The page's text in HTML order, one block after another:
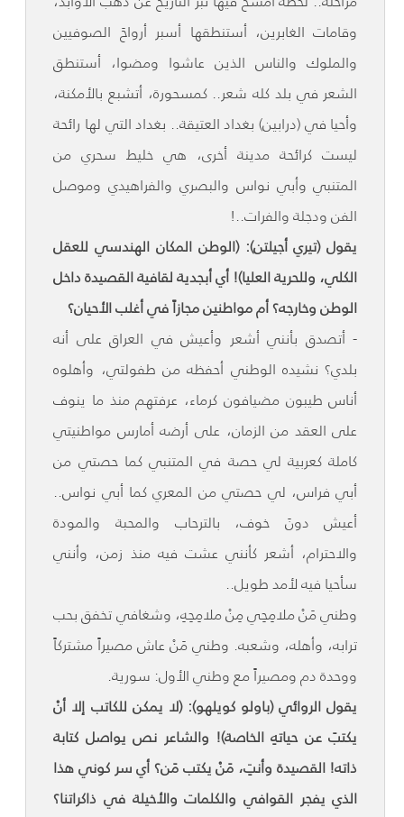
وقامات الغابرين، أستنطقها أسبر أرواحَ الصوفيين
والملوك والناس الذين عاشوا ومضوا، أستنطق
الشعر في بلد كله شعر.. كمسحورة، أتشبع بالأمكنة،
وأحيا في (درابين) بغداد العتيقة.. بغداد التي لها رائحة
ليست كرائحة مدينة أخرى، هي خليط سحري من
المتنبي وأبي نواس والبصري والفراهيدي وموصل
الفن ودجلة والفرات..!
يقول (تيري أجيلتن): (الوطن المكان الهندسي للعقل
الكلي، وللحرية العليا)! أي أبجدية لقافية القصيدة داخل
الوطن وخارجه؟ أم مواطنين مجازاً في أغلب الأحيان؟
- أتصدق بأنني أشعر وأعيش في العراق على أنه
بلدي؟ نشيده الوطني أحفظه من طفولتي، وأهلوه
أناس طيبون مضيافون كرماء، عرفتهم منذ ما ينوف
على العقد من الزمان، على أرضه أمارس مواطنيتي
كاملة كعربية لي حصة في المتنبي كما حصتي من
أبي فراس، لي حصتي من المعري كما أبي نواس..
أعيش دونَ خوف، بالترحاب والمحبة والمودة
والاحترام، أشعر كأنني عشت فيه منذ زمن، وأنني
سأحيا فيه لأمد طويل..
وطني مَنْ ملامِحِي مِنْ ملامِحِهِ، وشغافي تخفق بحب
ترابه، وأهله، وشعبه. وطني مَنْ عاش مصيراً مشتركاً
ووحدة دم ومصيراً مع وطني الأول: سورية.
يقول الروائي (باولو كويلهو): (لا يمكن للكاتب إلا أنْ
يكتبَ عن حياتهِ الخاصة)! والشاعر نص يواصل كتابة
ذاته! القصيدة وأنتِ، مَنْ يكتب مَن؟ أي سر كوني هذا
الذي يفجر القوافي والكلمات والأخيلة في ذاكراتنا؟